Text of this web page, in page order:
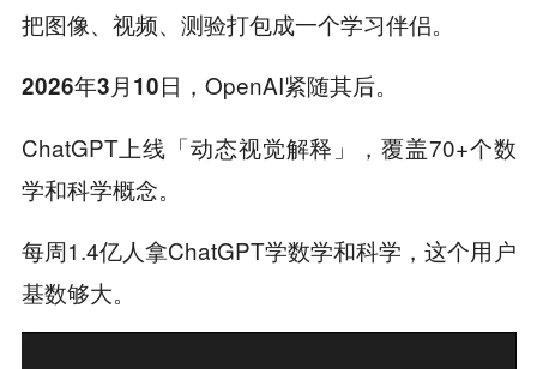
把图像、视频、测验打包成一个学习伴侣。
2026年3月10日 ，OpenAI紧随其后。
ChatGPT上线「动态视觉解释」，覆盖70+个数
学和科学概念。
每周1.4亿人拿ChatGPT学数学和科学，这个用户
基数够大。